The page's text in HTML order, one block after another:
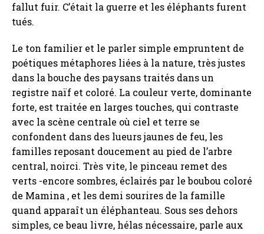
fallut fuir. C’était la guerre et les éléphants furent
tués.
Le ton familier et le parler simple empruntent de
poétiques métaphores liées à la nature, très justes
dans la bouche des paysans traités dans un
registre naïf et coloré. La couleur verte, dominante
forte, est traitée en larges touches, qui contraste
avec la scène centrale où ciel et terre se
confondent dans des lueurs jaunes de feu, les
familles reposant doucement au pied de l’arbre
central, noirci. Très vite, le pinceau remet des
verts -encore sombres, éclairés par le boubou coloré
de Mamina , et les demi sourires de la famille
quand apparaît un éléphanteau. Sous ses dehors
simples, ce beau livre, hélas nécessaire, parle aux